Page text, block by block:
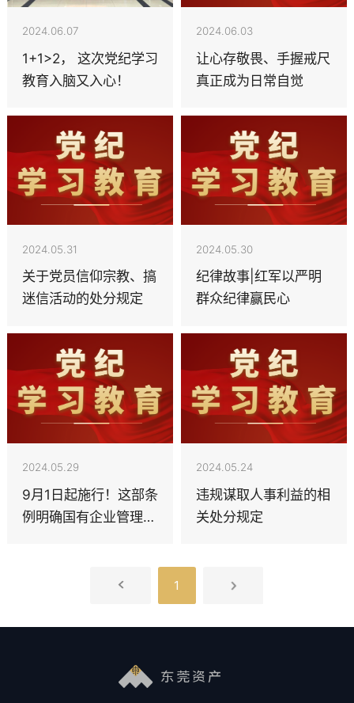
2024.06.07
1+1>2， 这次党纪学习
教育入脑又入心！
2024.06.03
让心存敬畏、手握戒尺
真正成为日常自觉
2024.05.31
关于党员信仰宗教、搞
迷信活动的处分规定
2024.05.30
纪律故事|红军以严明
群众纪律赢民心
2024.05.29
9月1日起施行！这部条
例明确国有企业管理人
2024.05.24
违规谋取人事利益的相
关处分规定
1